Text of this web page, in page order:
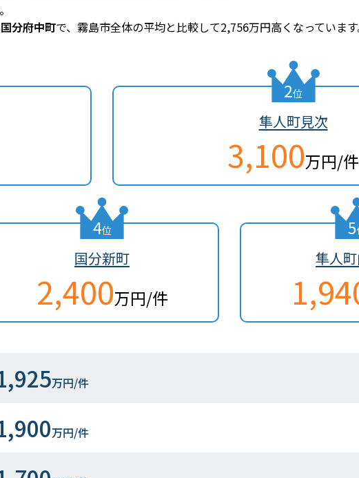
分府中町で、霧島市全体の平均と比較して2,756万円高くなっています
2位
隼人町見次
3,100万円/件
4位
国分新町
2,400万円/件
5
隼人
万円/件
万円/件